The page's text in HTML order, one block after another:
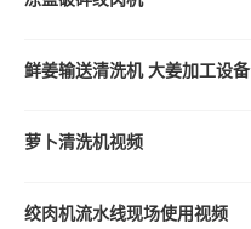
鲜姜输送清洗机 大姜加工设备
萝卜清洗机视频
绞肉机流水线现场使用视频